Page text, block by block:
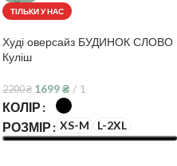
ТІЛЬКИ У НАС
Худі оверсайз БУДИНОК СЛОВО
Куліш
2200₴ 1699₴ 1
КОЛІР
РОЗМІР
XS-M L-2XL